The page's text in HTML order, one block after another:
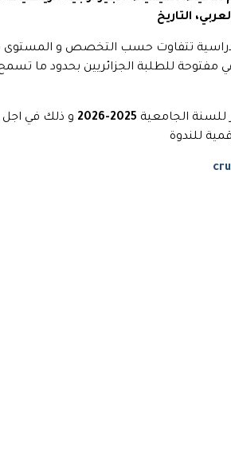
التاريخ
دراسية تتفاوت حسب التخصص و المستوى
مفتوحة للطلبة الجزائريين بحدود ما
الجامعية 2025-2026 و ذلك في اجل
للندوة